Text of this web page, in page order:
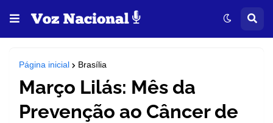
Página inicial Brasília
Março Lilás: Mês da
Prevenção ao Câncer de